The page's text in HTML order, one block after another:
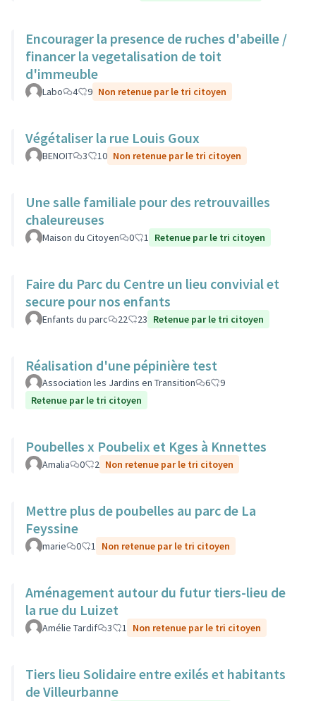
Encourager la presence de ruches d'abeille /
financer la vegetalisation de toit
d'immeuble
Labo 4 9 Non retenue par le tri citoyen
Végétaliser la rue Louis Goux
BENOIT 3 10 Non retenue par le tri citoyen
Une salle familiale pour des retrouvailles
chaleureuses
Maison du Citoyen 0 1 Retenue par le tri citoyen
Faire du Parc du Centre un lieu convivial et
secure pour nos enfants
Enfants du parc 22 23 Retenue par le tri citoyen
Réalisation d'une pépinière test
Association les Jardins en Transition 6
9
Retenue par le tri citoyen
Poubelles x Poubelix et Kges à Knnettes
Amalia 0 2 Non retenue par le tri citoyen
Mettre plus de poubelles au parc de La
Feyssine
marie 0 1 Non retenue par le tri citoyen
Aménagement autour du futur tiers-lieu de
la rue du Luizet
Amélie Tardif 3 1 Non retenue par le tri citoyen
Tiers lieu Solidaire entre exilés et habitants
de Villeurbanne